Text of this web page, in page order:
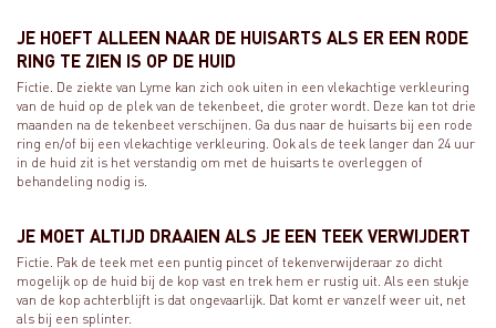
JE HOEFT ALLEEN NAAR DE HUISARTS ALS ER EEN RODE
RING TE ZIEN IS OP DE HUID
Fictie. De ziekte van Lyme kan zich ook uiten in een vlekachtige verkleuring
van de huid op de plek van de tekenbeet, die groter wordt. Deze kan tot drie
maanden na de tekenbeet verschijnen. Ga dus naar de huisarts bij een rode
ring en/of bij een vlekachtige verkleuring. Ook als de teek langer dan 24 uur
in de huid zit is het verstandig om met de huisarts te overleggen of
behandeling nodig is.
JE MOET ALTIJD DRAAIEN ALS JE EEN TEEK VERWIJDERT
Fictie. Pak de teek met een puntig pincet of tekenverwijderaar zo dicht
mogelijk op de huid bij de kop vast en trek hem er rustig uit. Als een stukje
van de kop achterblijft is dat ongevaarlijk. Dat komt er vanzelf weer uit, net
als bij een splinter.